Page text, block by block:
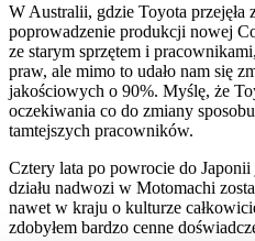
W Australii, gdzie Toyota przejęła
poprowadzenie produkcji nowej
ze starym sprzętem i
praw, ale mimo to udało nam się
jakościowych o 90%. Myślę, że
oczekiwania co do zmiany
tamtejszych pracowników.
Cztery lata po powrocie do
działu nadwozi w Motomachi
nawet w kraju o kulturze
zdobyłem bardzo cenne